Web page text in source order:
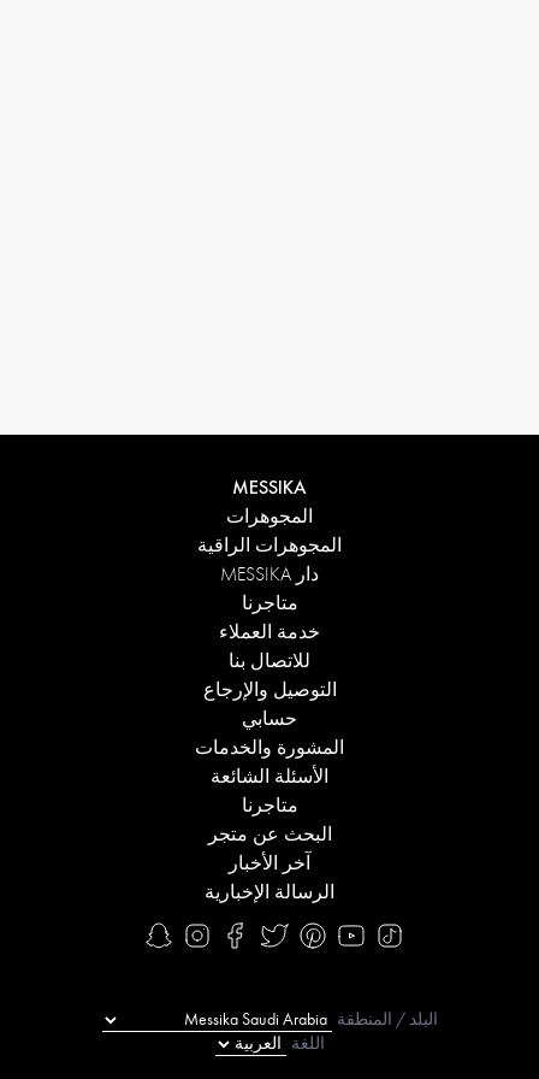
MESSIKA
المجوهرات
المجوهرات الراقية
دار MESSIKA
متاجرنا
خدمة العملاء
للاتصال بنا
التوصيل والإرجاع
حسابي
المشورة والخدمات
الأسئلة الشائعة
متاجرنا
البحث عن متجر
آخر الأخبار
الرسالة الإخبارية
البلد / المنطقة
اللغة